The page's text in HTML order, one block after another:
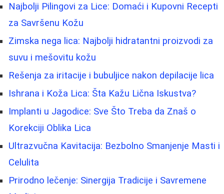
Najbolji Pilingovi za Lice: Domaći i Kupovni Recepti
za Savršenu Kožu
Zimska nega lica: Najbolji hidratantni proizvodi za
suvu i mešovitu kožu
Rešenja za iritacije i bubuljice nakon depilacije lica
Ishrana i Koža Lica: Šta Kažu Lična Iskustva?
Implanti u Jagodice: Sve Što Treba da Znaš o
Korekciji Oblika Lica
Ultrazvučna Kavitacija: Bezbolno Smanjenje Masti i
Celulita
Prirodno lečenje: Sinergija Tradicije i Savremene